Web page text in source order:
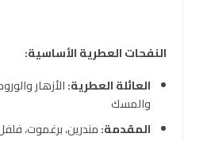
النفحات العطرية الأساسية:
العائلة العطرية:الأزهار
والمسك
المقدمة:مندرين، برغموت،